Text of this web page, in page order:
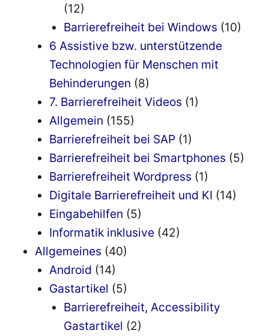
(12)
Barrierefreiheit bei Windows (10)
6 Assistive bzw. unterstützende
Technologien für Menschen mit
Behinderungen (8)
7. Barrierefreiheit Videos (1)
Allgemein (155)
Barrierefreiheit bei SAP (1)
Barrierefreiheit bei Smartphones (5)
Barrierefreiheit Wordpress (1)
Digitale Barrierefreiheit und KI (14)
Eingabehilfen (5)
Informatik inklusive (42)
Allgemeines (40)
Android (14)
Gastartikel (5)
Barrierefreiheit, Accessibility
Gastartikel (2)